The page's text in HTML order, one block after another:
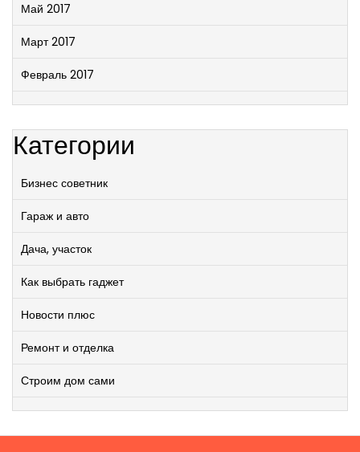
Май 2017
Март 2017
Февраль 2017
Категории
Бизнес советник
Гараж и авто
Дача, участок
Как выбрать гаджет
Новости плюс
Ремонт и отделка
Строим дом сами